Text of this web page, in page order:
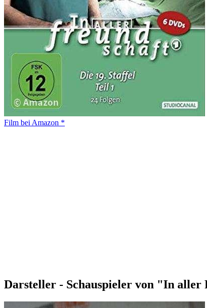
Film bei Amazon *
Darsteller - Schauspieler von "In aller